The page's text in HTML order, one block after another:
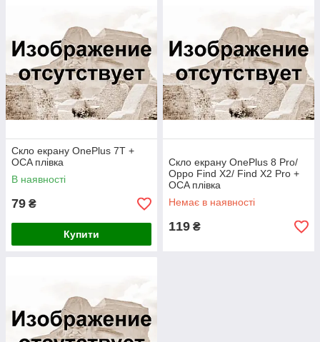
Скло екрану OnePlus 7T +
OCA плівка
В наявності
79 ₴
Купити
Скло екрану OnePlus 8 Pro/
Oppo Find X2/ Find X2 Pro +
OCA плівка
Немає в наявності
119 ₴